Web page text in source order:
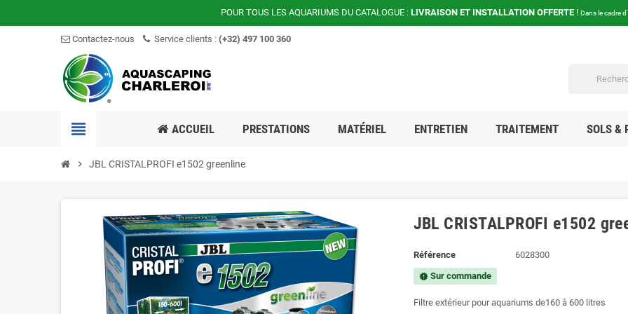
POUR TOUS LES AQUARIUMS DU CATALOGUE : LIVRAISON ET INSTALLATION OFFERTE ! Dans le cadre
Contactez-nous Service clients : (+32) 497 100 360
view_headline ACCUEIL PRESTATIONS MATÉRIEL ENTRETIEN TRAITEMENT SOLS &
chevron_right JBL CRISTALPROFI e1502 greenline
JBL CRISTALPROFI e1502
Référence 6028300
new_releasesSur commande
Filtre extérieur pour aquariums de160 à 600 litres